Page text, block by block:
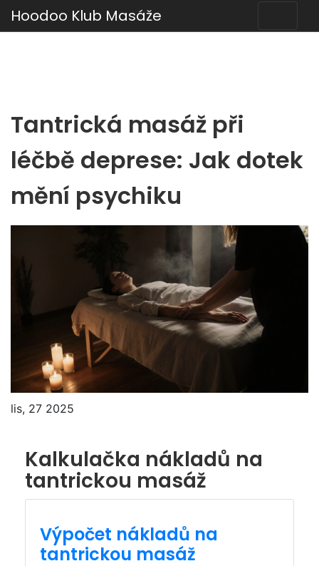
Hoodoo Klub Masáže
Tantrická masáž při
léčbě deprese: Jak dotek
mění psychiku
lis, 27 2025
Kalkulačka nákladů na
tantrickou masáž
Výpočet nákladů na
tantrickou masáž